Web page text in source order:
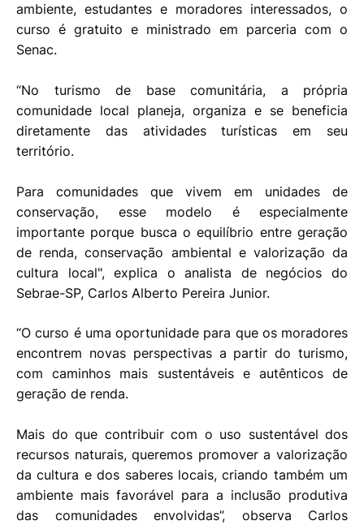
ambiente, estudantes e moradores interessados, o
curso é gratuito e ministrado em parceria com o
Senac.
“No turismo de base comunitária, a própria
comunidade local planeja, organiza e se beneficia
diretamente das atividades turísticas em seu
território.
Para comunidades que vivem em unidades de
conservação, esse modelo é especialmente
importante porque busca o equilíbrio entre geração
de renda, conservação ambiental e valorização da
cultura local", explica o analista de negócios do
Sebrae-SP, Carlos Alberto Pereira Junior.
“O curso é uma oportunidade para que os moradores
encontrem novas perspectivas a partir do turismo,
com caminhos mais sustentáveis e autênticos de
geração de renda.
Mais do que contribuir com o uso sustentável dos
recursos naturais, queremos promover a valorização
da cultura e dos saberes locais, criando também um
ambiente mais favorável para a inclusão produtiva
das comunidades envolvidas”, observa Carlos